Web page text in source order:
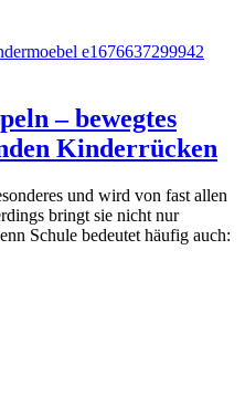
– bewegtes
Kinderrücken
und wird von fast allen
bringt sie nicht nur
Schule bedeutet häufig auch: